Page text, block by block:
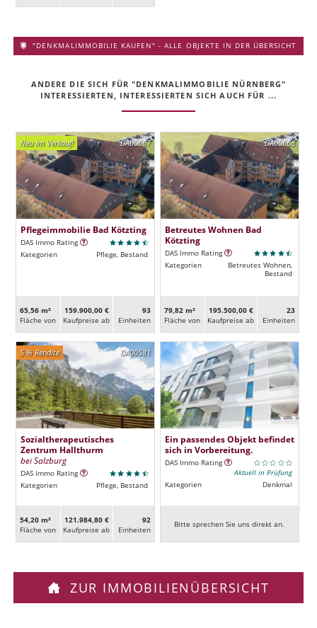
"DENKMALIMMOBILIE KAUFEN" - ALLE OBJEKTE IN DER ÜBERSICHT
ANDERE DIE SICH FÜR "DENKMALIMMOBILIE NÜRNBERG"
INTERESSIERTEN, INTERESSIERTEN SICH AUCH FÜR ...
DA00667
Neu im Verkauf!
Pflegeimmobilie Bad Kötzting
DAS Immo Rating
Kategorien
Pflege, Bestand
65,56 m²
Fläche von
159.900,00 €
Kaufpreise ab
93
Ein­heiten
DA00668
Betreutes Wohnen Bad
Kötzting
DAS Immo Rating
Kategorien
Betreutes Wohnen,
Bestand
79,82 m²
Fläche von
195.500,00 €
Kaufpreise ab
23
Ein­heiten
DA00581
5 % Rendite
Sozialtherapeutisches
Zentrum Hallthurm
bei Salzburg
DAS Immo Rating
Kategorien
Pflege, Bestand
54,20 m²
Fläche von
121.984,80 €
Kaufpreise ab
92
Ein­heiten
Ein passendes Objekt befindet
sich in Vorbereitung.
DAS Immo Rating
Aktuell in Prüfung
Kategorien
Denkmal
Bitte sprechen Sie uns direkt an.
ZUR IMMOBILIENÜBERSICHT